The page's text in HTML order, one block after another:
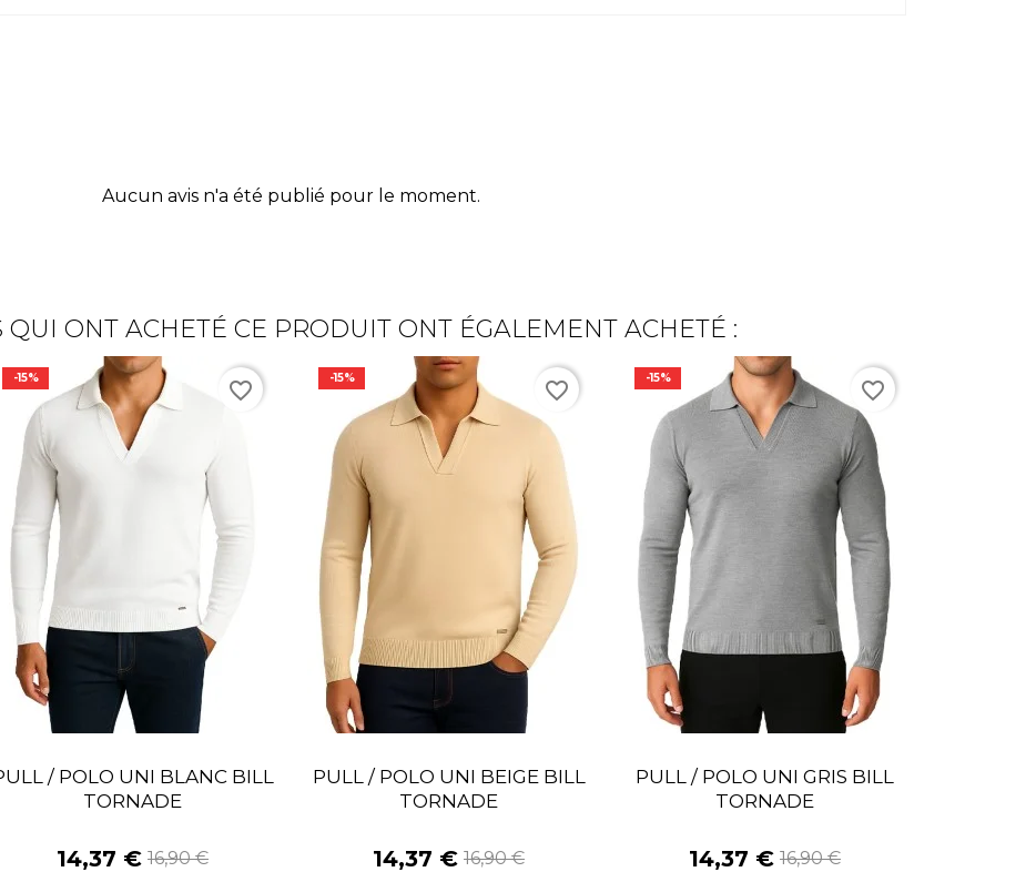
Aucun avis n'a été publié pour le moment.
QUI ONT ACHETÉ CE PRODUIT ONT ÉGALEMENT ACHETÉ :
-15%
/ POLO UNI BLANC BILL
TORNADE
14,37 € 16,90 €
favorite_border -15%
PULL / POLO UNI BEIGE BILL
TORNADE
14,37 € 16,90 €
favorite_border -15%
PULL / POLO UNI GRIS BILL
TORNADE
14,37 € 16,90 €
favorite_border